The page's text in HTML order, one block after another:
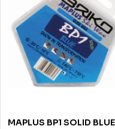
w
MAPLUS BP1 SOLID